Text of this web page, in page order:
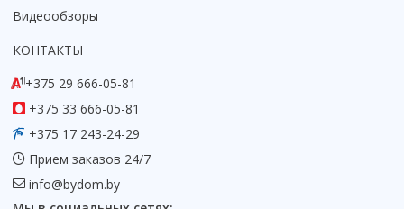
Видеообзоры
КОНТАКТЫ
+375 29 666-05-81
+375 33 666-05-81
+375 17 243-24-29
Прием заказов 24/7
info@bydom.by